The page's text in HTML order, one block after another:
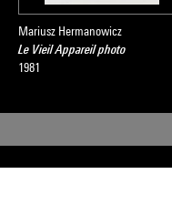
Mariusz Hermanowicz
Le Vieil Appareil photo
1981